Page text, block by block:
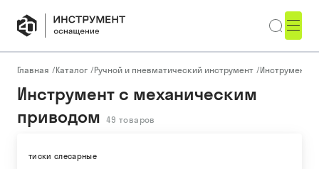
Главная /Каталог /Ручной и пневматический инструмент /Инструмент
Инструмент с механическим
приводом 49 товаров
тиски слесарные